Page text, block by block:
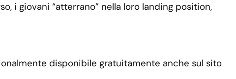
i giovani “atterrano” nella loro landing position,
disponibile gratuitamente anche sul sito